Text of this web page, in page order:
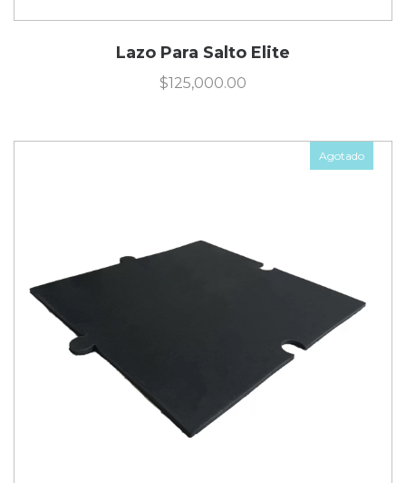
Lazo Para Salto Elite
$125,000.00
Agotado